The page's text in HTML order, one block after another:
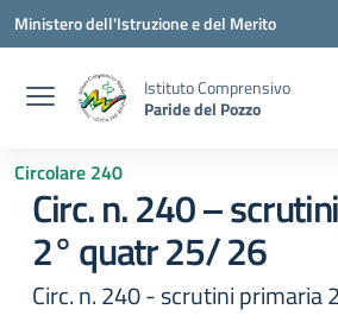
Vai ai contenuti
Vai al menu di navigazione
Vai al footer
Ministero dell'Istruzione e del Merito
Istituto Comprensivo
Paride del Pozzo
Circolare 240
Circ. n. 240 –
2° quatr 25/ 26
Circ. n. 240 - scrutini primaria